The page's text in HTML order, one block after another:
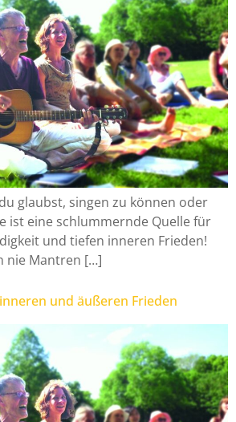
glaubst, singen zu können oder
ist eine schlummernde Quelle für
und tiefen inneren Frieden!
nie Mantren […]
und äußeren Frieden